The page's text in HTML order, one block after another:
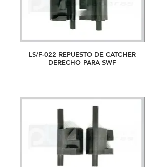
LS/F-022 REPUESTO DE CATCHER
DERECHO PARA SWF